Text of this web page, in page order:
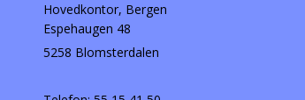
Hovedkontor, Bergen
Espehaugen 48
5258 Blomsterdalen